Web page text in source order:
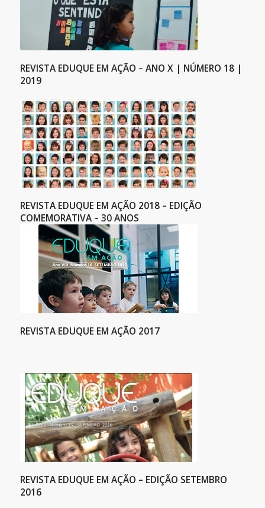
REVISTA EDUQUE EM AÇÃO – ANO X | NÚMERO 18 |
2019
REVISTA EDUQUE EM AÇÃO 2018 – EDIÇÃO
COMEMORATIVA – 30 ANOS
REVISTA EDUQUE EM AÇÃO 2017
REVISTA EDUQUE EM AÇÃO – EDIÇÃO SETEMBRO
2016